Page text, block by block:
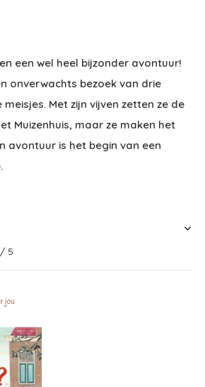
een wel heel bijzonder avontuur!
onverwachts bezoek van drie
Met zijn vijven zetten ze de
Muizenhuis, maar ze maken het
avontuur is het begin van een
/ 5
jou